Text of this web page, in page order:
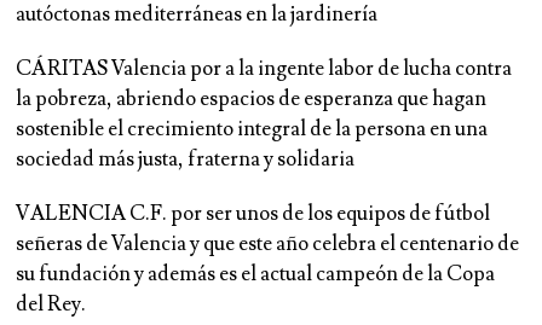
autóctonas mediterráneas en la jardinería
CÁRITAS Valencia por a la ingente labor de lucha contra
la pobreza, abriendo espacios de esperanza que hagan
sostenible el crecimiento integral de la persona en una
sociedad más justa, fraterna y solidaria
VALENCIA C.F. por ser unos de los equipos de fútbol
señeras de Valencia y que este año celebra el centenario de
su fundación y además es el actual campeón de la Copa
del Rey.